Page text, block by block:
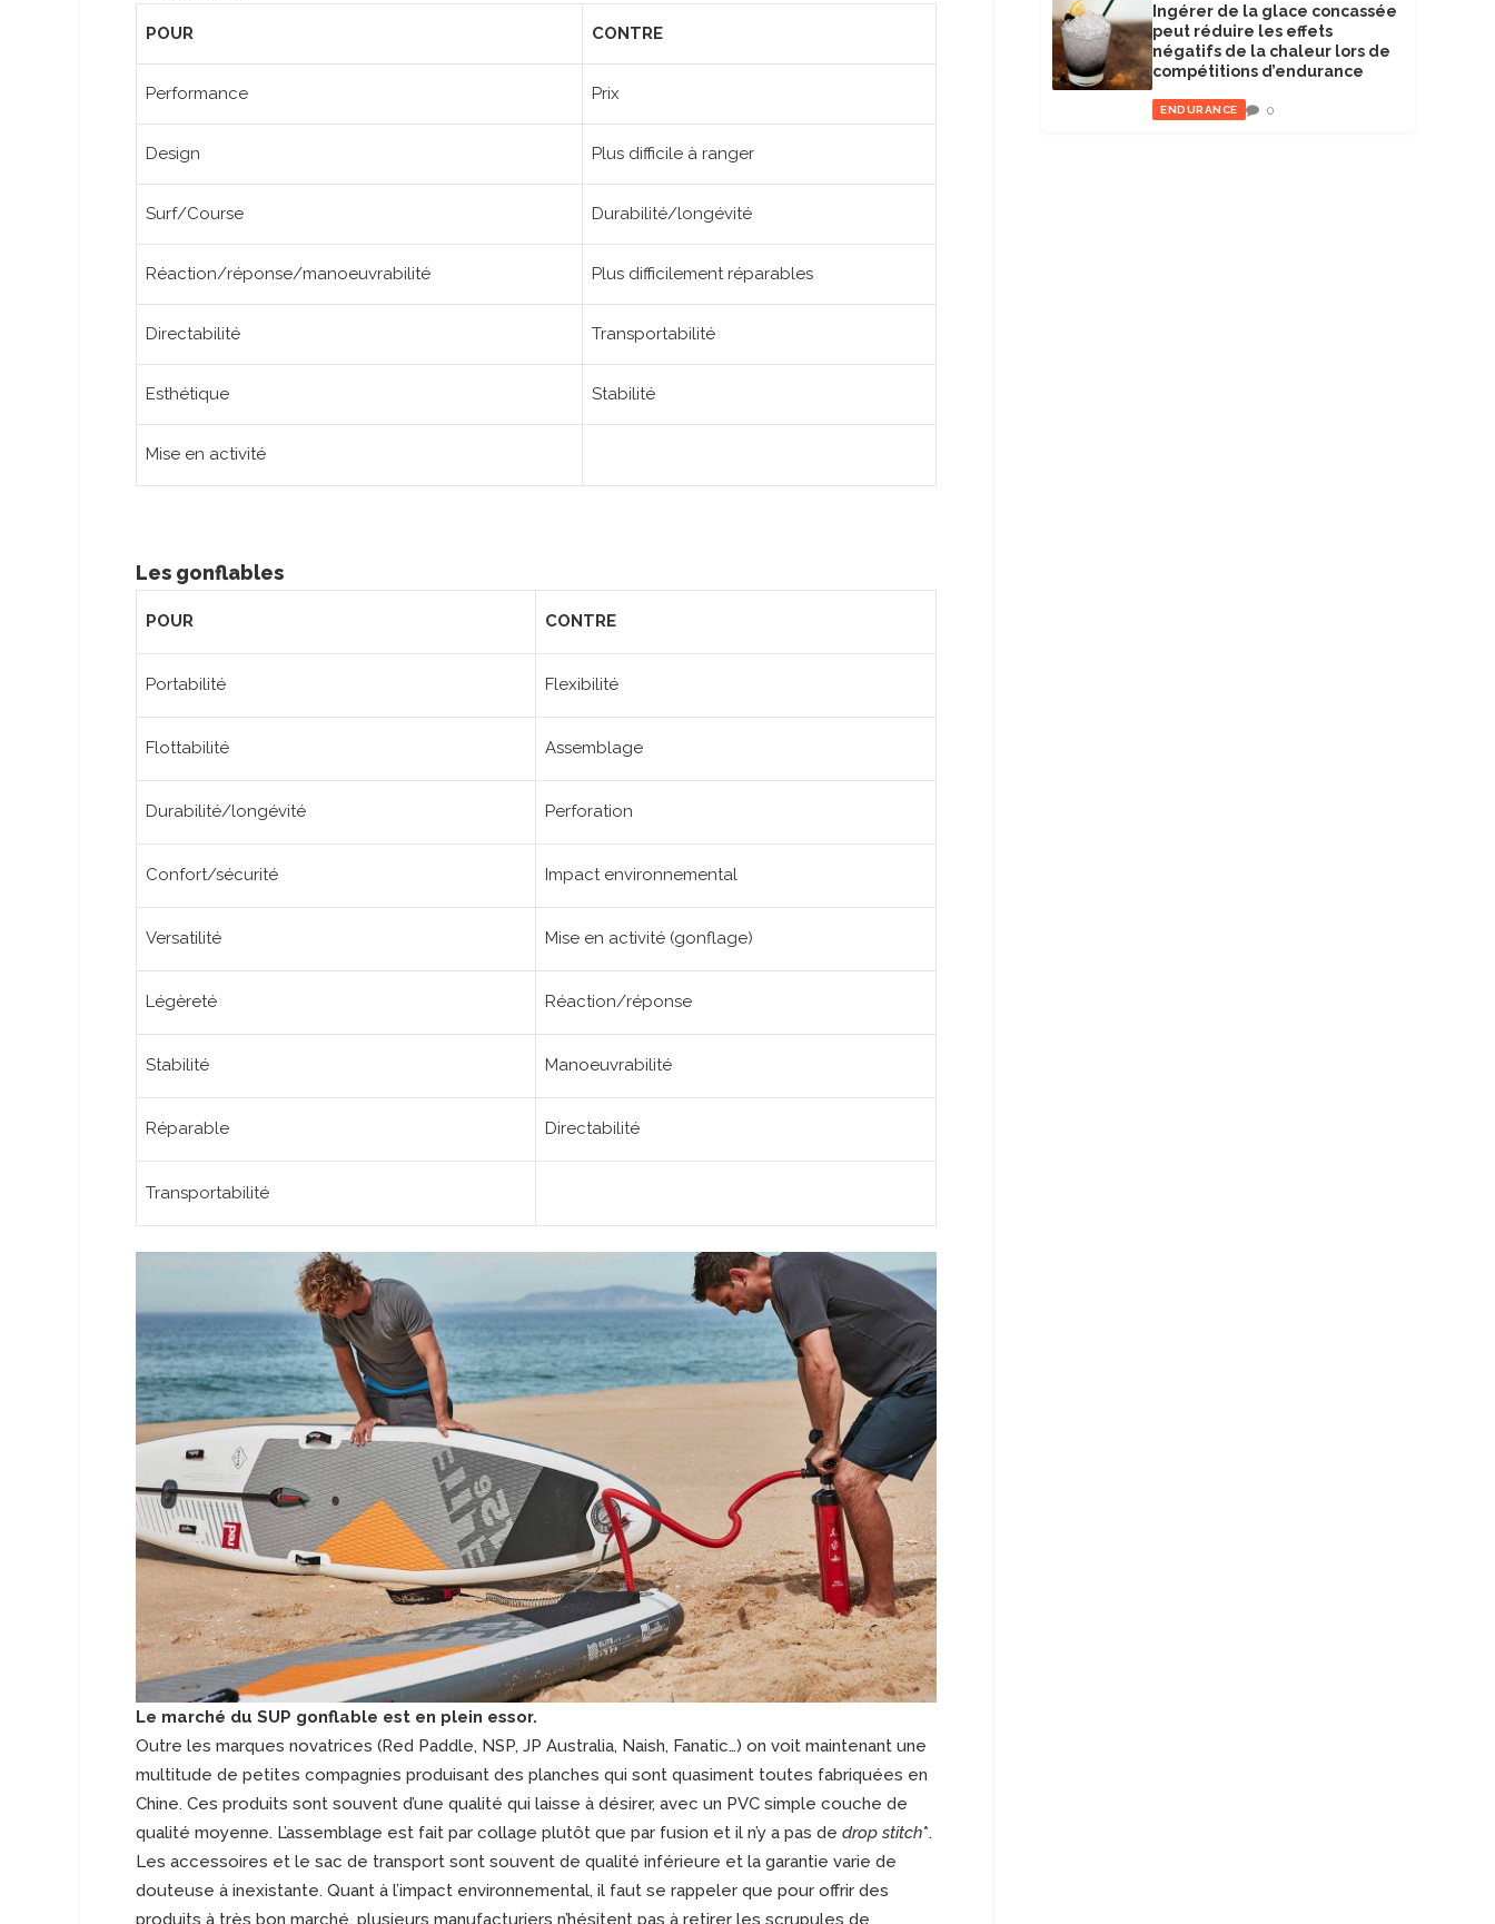
POUR CONTRE
Performance Prix
Design Plus difficile à ranger
Surf/Course Durabilité/longévité
Réaction/réponse/manoeuvrabilité Plus difficilement réparables
Directabilité Transportabilité
Esthétique Stabilité
Mise en activité
Les gonflables
POUR CONTRE
Portabilité Flexibilité
Flottabilité Assemblage
Durabilité/longévité Perforation
Confort/sécurité Impact environnemental
Versatilité Mise en activité (gonflage)
Légèreté Réaction/réponse
Stabilité Manoeuvrabilité
Réparable Directabilité
Transportabilité
Le marché du SUP gonflable est en plein essor.
Outre les marques novatrices (Red Paddle, NSP, JP Australia, Naish, Fanatic…) on voit maintenant une
multitude de petites compagnies produisant des planches qui sont quasiment toutes fabriquées en
Chine. Ces produits sont souvent d’une qualité qui laisse à désirer, avec un PVC simple couche de
qualité moyenne. L’assemblage est fait par collage plutôt que par fusion et il n’y a pas de drop stitch*.
Les accessoires et le sac de transport sont souvent de qualité inférieure et la garantie varie de
douteuse à inexistante. Quant à l’impact environnemental, il faut se rappeler que pour offrir des
produits à très bon marché, plusieurs manufacturiers n’hésitent pas à retirer les scrupules de
Ingérer de la glace concassée
peut réduire les effets
négatifs de la chaleur lors de
compétitions d’endurance
ENDURANCE 0